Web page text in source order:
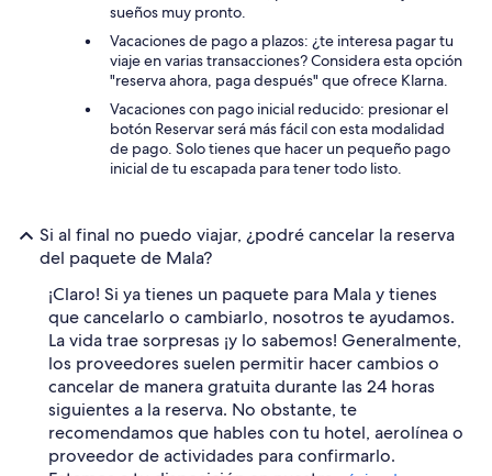
sueños muy pronto.
Vacaciones de pago a plazos: ¿te interesa pagar tu
viaje en varias transacciones? Considera esta opción
"reserva ahora, paga después" que ofrece Klarna.
Vacaciones con pago inicial reducido: presionar el
botón Reservar será más fácil con esta modalidad
de pago. Solo tienes que hacer un pequeño pago
inicial de tu escapada para tener todo listo.
Si al final no puedo viajar, ¿podré cancelar la reserva
del paquete de Mala?
¡Claro! Si ya tienes un paquete para Mala y tienes
que cancelarlo o cambiarlo, nosotros te ayudamos.
La vida trae sorpresas ¡y lo sabemos! Generalmente,
los proveedores suelen permitir hacer cambios o
cancelar de manera gratuita durante las 24 horas
siguientes a la reserva. No obstante, te
recomendamos que hables con tu hotel, aerolínea o
proveedor de actividades para confirmarlo.